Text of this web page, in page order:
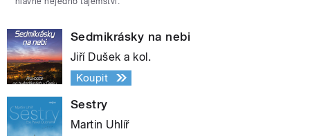
Sedmikrásky na nebi
Jiří Dušek a kol.
Koupit
Sestry
Martin Uhlíř